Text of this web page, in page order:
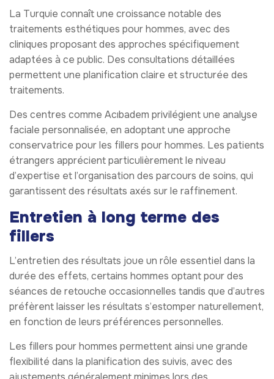
La Turquie connaît une croissance notable des
traitements esthétiques pour hommes, avec des
cliniques proposant des approches spécifiquement
adaptées à ce public. Des consultations détaillées
permettent une planification claire et structurée des
traitements.
Des centres comme Acıbadem privilégient une analyse
faciale personnalisée, en adoptant une approche
conservatrice pour les fillers pour hommes. Les patients
étrangers apprécient particulièrement le niveau
d’expertise et l’organisation des parcours de soins, qui
garantissent des résultats axés sur le raffinement.
Entretien à long terme des
fillers
L’entretien des résultats joue un rôle essentiel dans la
durée des effets, certains hommes optant pour des
séances de retouche occasionnelles tandis que d’autres
préfèrent laisser les résultats s’estomper naturellement,
en fonction de leurs préférences personnelles.
Les fillers pour hommes permettent ainsi une grande
flexibilité dans la planification des suivis, avec des